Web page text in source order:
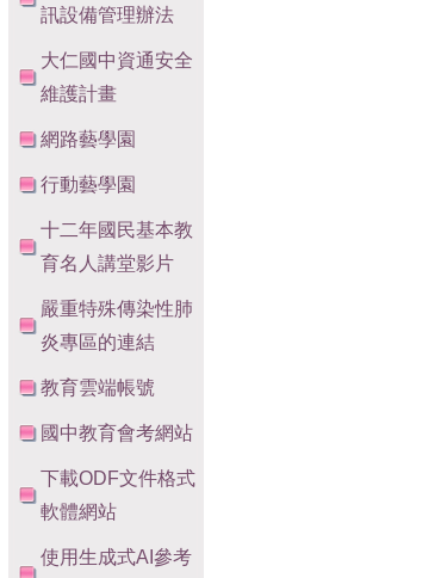
訊設備管理辦法
大仁國中資通安全
維護計畫
網路藝學園
行動藝學園
十二年國民基本教
育名人講堂影片
嚴重特殊傳染性肺
炎專區的連結
教育雲端帳號
國中教育會考網站
下載ODF文件格式
軟體網站
使用生成式AI參考